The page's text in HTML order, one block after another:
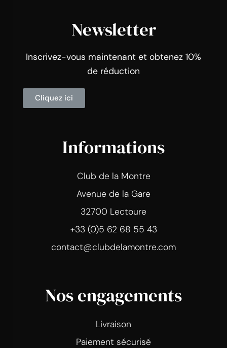
Newsletter
Inscrivez-vous maintenant et obtenez 10%
de réduction
Cliquez ici
Informations
Club de la Montre
Avenue de la Gare
32700 Lectoure
+33 (0)5 62 68 55 43
contact@clubdelamontre.com
Nos engagements
Livraison
Paiement sécurisé